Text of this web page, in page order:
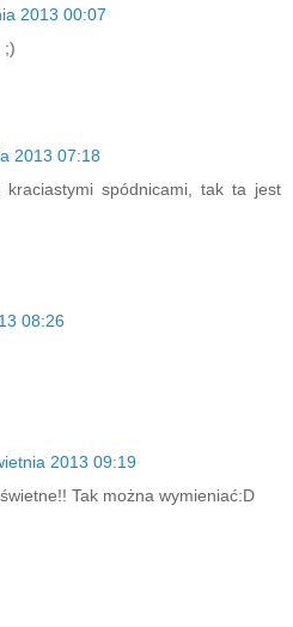
2013 00:07
;)
2013 07:18
spódnicami, tak ta jest
08:26
2013 09:19
Tak można wymieniać:D